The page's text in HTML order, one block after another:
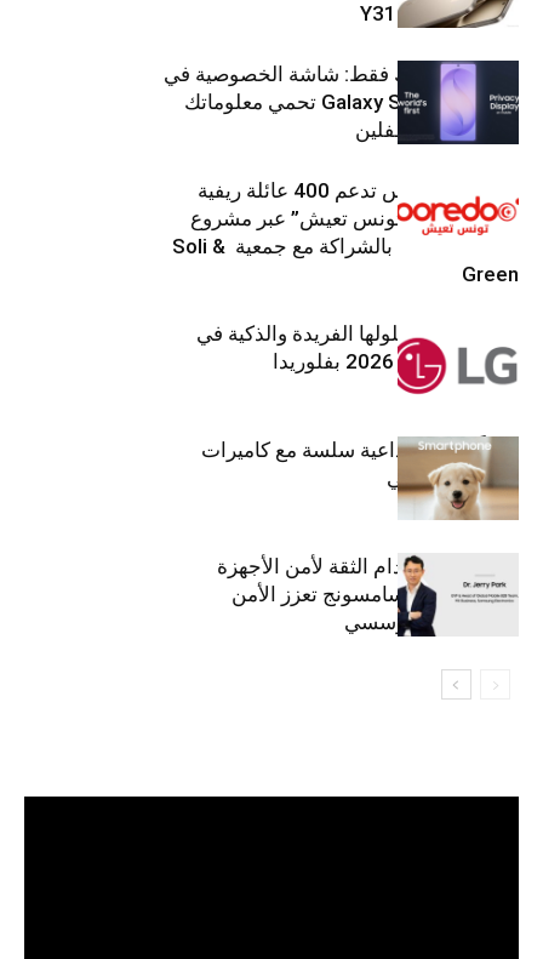
V70 وسلسلة Y31
شاشتك، لعينيك فقط: شاشة الخصوصية في
جهاز Galaxy S26 Ultra تحمي معلوماتك
من أعين المتطفلين
Ooredoo تونس تدعم 400 عائلة ريفية
ضمن برنامج “تونس تعيش” عبر مشروع
تنموي مستدام بالشراكة مع جمعية Soli &
Green
إل جي تقدم حلولها الفريدة والذكية في
معرض (KBIS) 2026 بفلوريدا
قريباً: تجربة إبداعية سلسة مع كاميرات
أجهزة جالاكسي
استراتيجية انعدام الثقة لأمن الأجهزة
المحمولة من سامسونج تعزز الأمن
السيبراني المؤسسي